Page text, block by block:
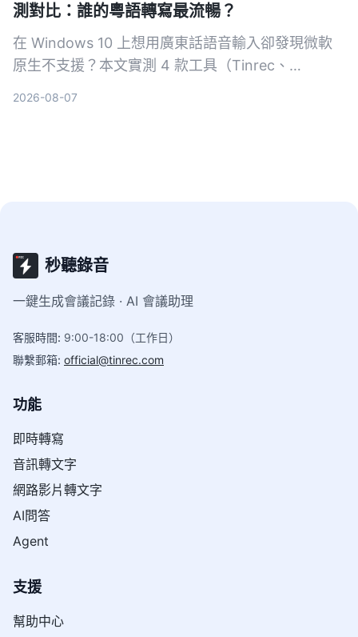
測對比：誰的粵語轉寫最流暢？
在 Windows 10 上想用廣東話語音輸入卻發現微軟
原生不支援？本文實測 4 款工具（Tinrec、
2026-08-07
秒聽錄音
一鍵生成會議記錄 · AI 會議助理
客服時間: 9:00-18:00（工作日）
聯繫郵箱: official@tinrec.com
功能
即時轉寫
音訊轉文字
網路影片轉文字
AI問答
Agent
支援
幫助中心